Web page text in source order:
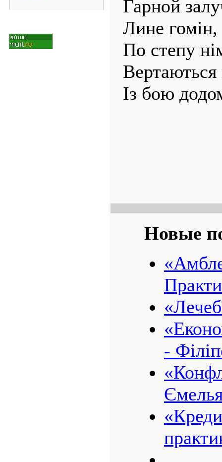
Гарной
Лине гомін,
По степу
Вертаються
Із бою
Новые
-